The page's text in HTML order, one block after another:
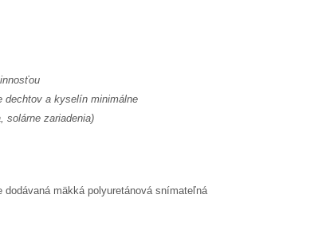
dechtov a kyselín minimálne
solárne zariadenia)
mäkká polyuretánová snímateľná